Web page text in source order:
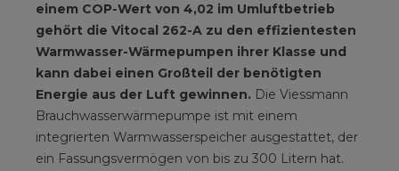
einem COP-Wert von 4,02 im Umluftbetrieb
gehört die Vitocal 262-A zu den effizientesten
Warmwasser-Wärmepumpen ihrer Klasse und
kann dabei einen Großteil der benötigten
Energie aus der Luft gewinnen. Die Viessmann
Brauchwasserwärmepumpe ist mit einem
integrierten Warmwasserspeicher ausgestattet, der
ein Fassungsvermögen von bis zu 300 Litern hat.